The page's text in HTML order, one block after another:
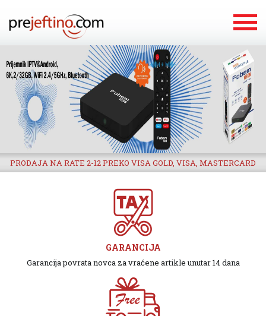
PRODAJA NA RATE 2-12 PREKO VISA GOLD, VISA, MASTERCARD
GARANCIJA
Garancija povrata novca za vraćene artikle unutar 14 dana